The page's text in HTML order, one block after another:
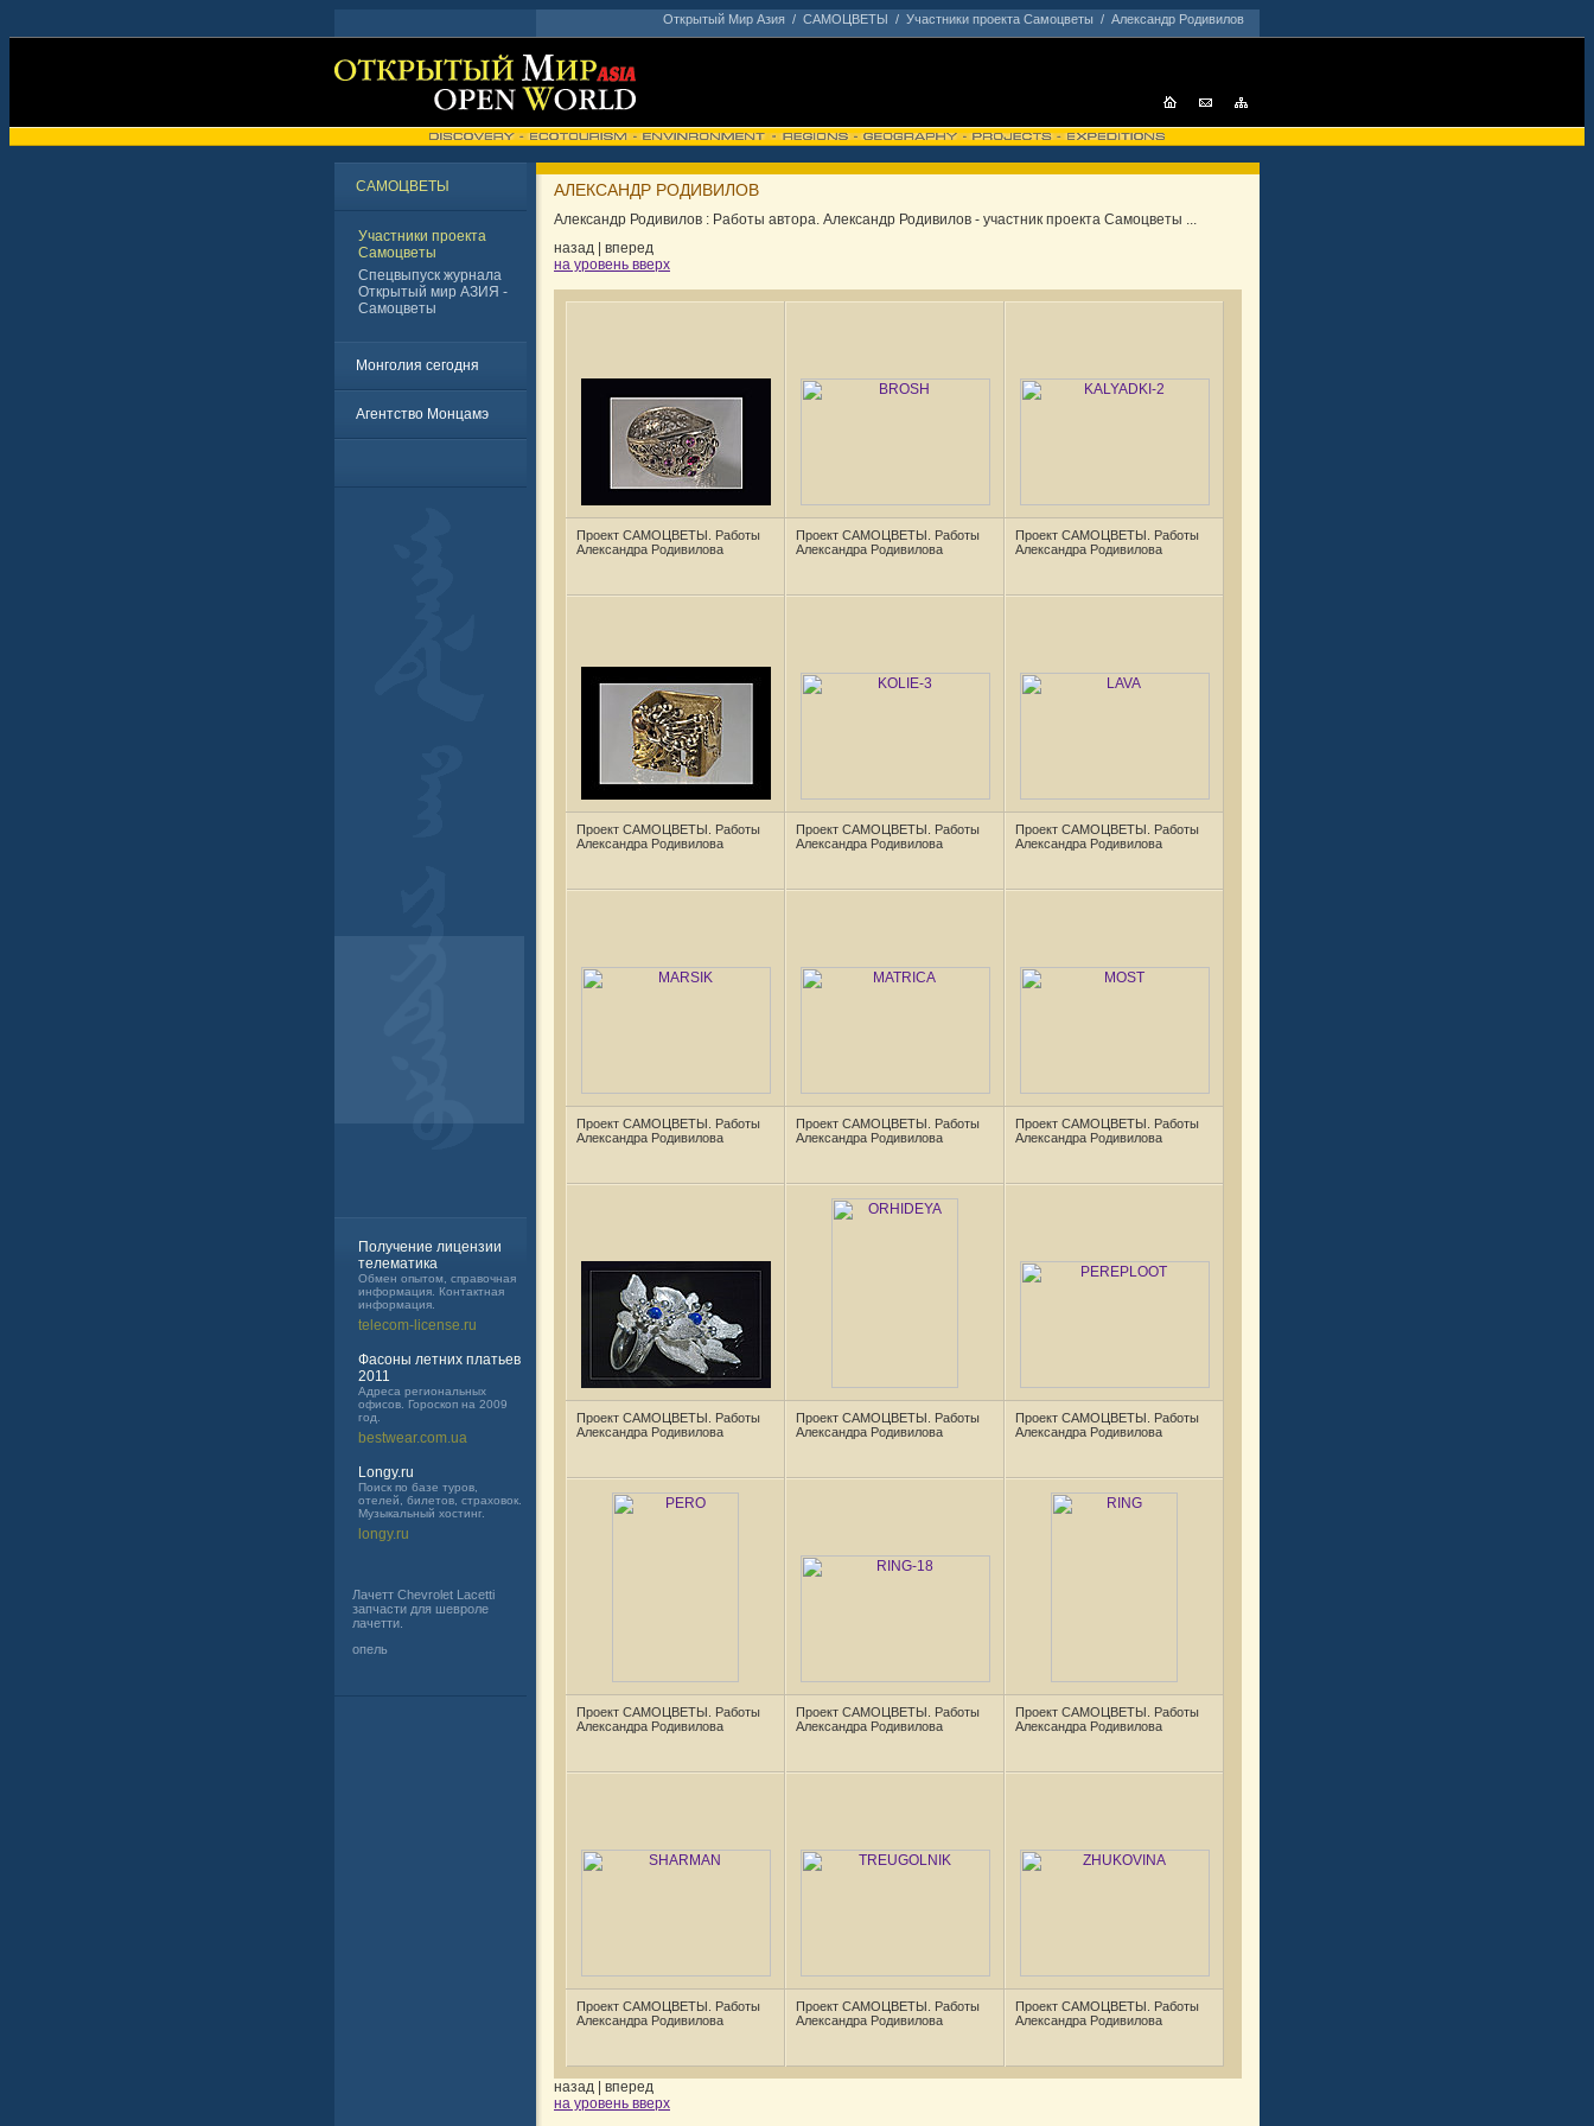
Открытый Мир Азия / САМОЦВЕТЫ / Участники проекта Самоцветы / Александр Родивилов
САМОЦВЕТЫ
Участники проекта
Самоцветы
Спецвыпуск журнала
Открытый мир АЗИЯ -
Самоцветы
Монголия сегодня
Агентство Монцамэ
Получение лицензии
телематика
Обмен опытом, справочная
информация. Контактная
информация.
telecom-license.ru
Фасоны летних платьев
2011
Адреса региональных
офисов. Гороскоп на 2009
год.
bestwear.com.ua
Longy.ru
Поиск по базе туров,
отелей, билетов, страховок.
Музыкальный хостинг.
longy.ru
Лачетт Chevrolet Lacetti
запчасти для шевроле
лачетти.
опель
АЛЕКСАНДР РОДИВИЛОВ
Александр Родивилов : Работы автора. Александр Родивилов - участник проекта Самоцветы ...
назад
вперед
на уровень вверх
Проект САМОЦВЕТЫ. Работы
Александра Родивилова
Проект САМОЦВЕТЫ. Работы
Александра Родивилова
Проект САМОЦВЕТЫ. Работы
Александра Родивилова
Проект САМОЦВЕТЫ. Работы
Александра Родивилова
Проект САМОЦВЕТЫ. Работы
Александра Родивилова
Проект САМОЦВЕТЫ. Работы
Александра Родивилова
Проект САМОЦВЕТЫ. Работы
Александра Родивилова
Проект САМОЦВЕТЫ. Работы
Александра Родивилова
Проект САМОЦВЕТЫ. Работы
Александра Родивилова
Проект САМОЦВЕТЫ. Работы
Александра Родивилова
Проект САМОЦВЕТЫ. Работы
Александра Родивилова
Проект САМОЦВЕТЫ. Работы
Александра Родивилова
Проект САМОЦВЕТЫ. Работы
Александра Родивилова
Проект САМОЦВЕТЫ. Работы
Александра Родивилова
Проект САМОЦВЕТЫ. Работы
Александра Родивилова
Проект САМОЦВЕТЫ. Работы
Александра Родивилова
Проект САМОЦВЕТЫ. Работы
Александра Родивилова
Проект САМОЦВЕТЫ. Работы
Александра Родивилова
назад
вперед
на уровень вверх